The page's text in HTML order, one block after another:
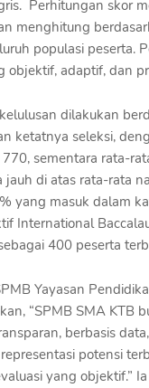
Perhitungan skor
menghitung
populasi peserta.
objektif, adaptif, dan
dilakukan
ketatnya seleksi,
sementara rata-
jauh di atas rata-rata
yang masuk dalam
International
400 peserta
Yayasan
“SPMB SMA KTB
berbasis
potensi
yang objektif.”